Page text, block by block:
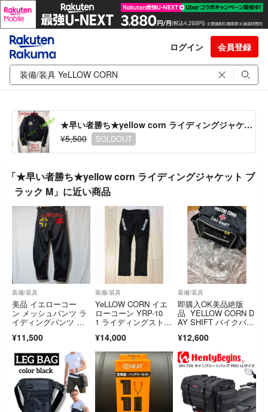
ログイン 会員登録
★早い者勝ち★yellow corn ライディングジャケット ブラック M
¥5,500
SOLDOUT
「★早い者勝ち★yellow corn ライディングジャケット ブ
ラック M」に近い商品
装備/装具
美品 イエローコー
ン メッシュパンツ ラ
イディングパンツ バ
¥11,500
装備/装具
YeLLOW CORN イエ
ローコーン YRP-10
1 ライディングストレ
¥14,000
装備/装具
即購入OK美品絶版
品 YELLOW CORN D
AY SHIFT バイクバッ
¥12,600